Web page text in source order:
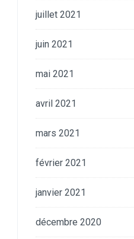
juillet 2021
juin 2021
mai 2021
avril 2021
mars 2021
février 2021
janvier 2021
décembre 2020